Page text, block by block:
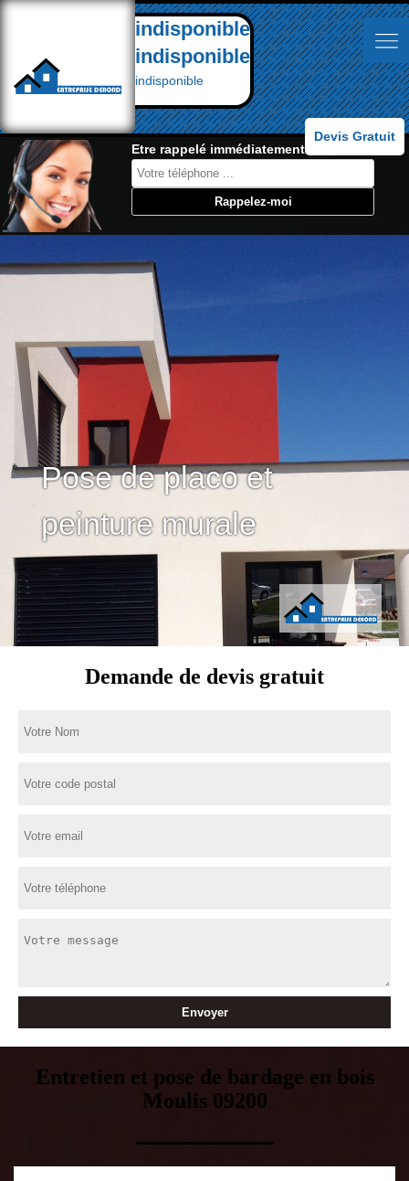
indisponible
indisponible
indisponible
Devis Gratuit
Etre rappelé immédiatement:
Pose de placo et
peinture murale
Demande de devis gratuit
Entretien et pose de bardage en bois
Moulis 09200